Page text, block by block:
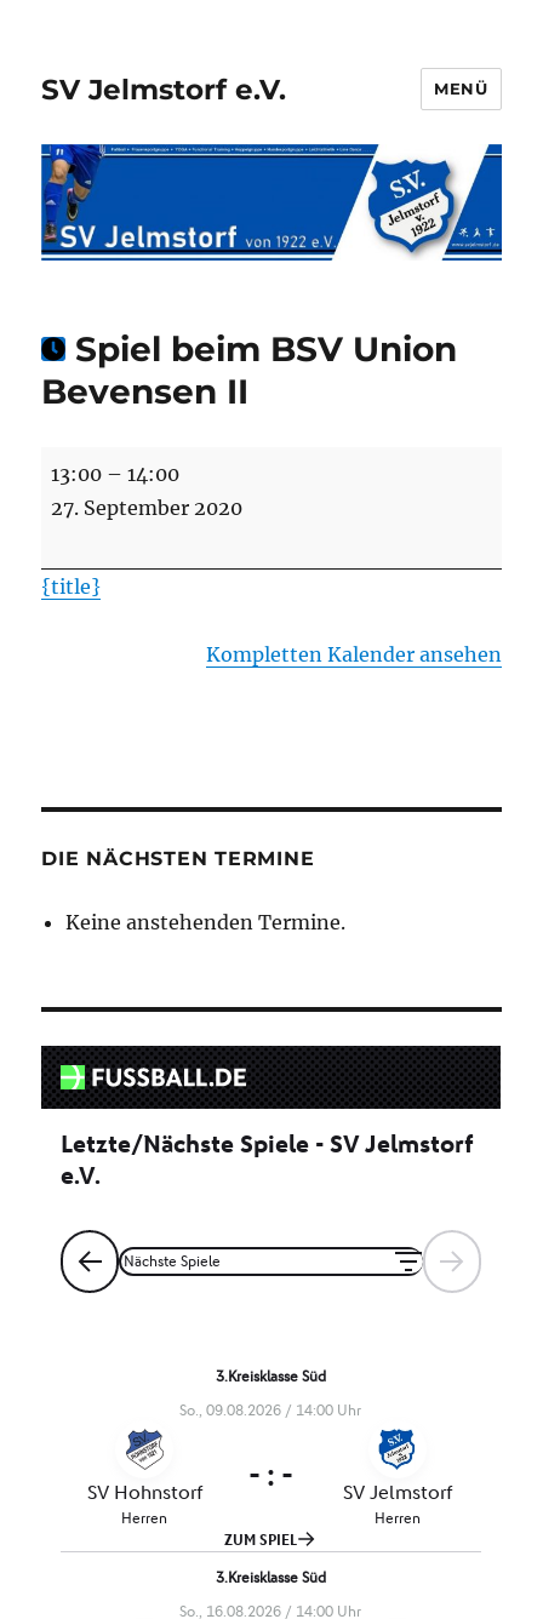
SV Jelmstorf e.V. MENÜ
Spiel beim BSV Union
Bevensen II
beim
Union
Bevensen
13:00 –14:00
27. September 2020
{title}
Kompletten Kalender ansehen
DIE NÄCHSTEN TERMINE
Keine anstehenden Termine.